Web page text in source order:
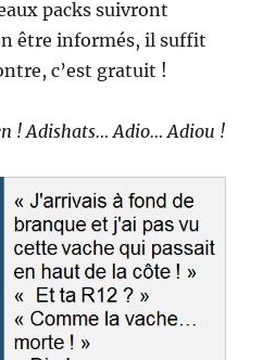
packs suivront
être informés, il suffit
c’est gratuit !
! Adishats… Adio… Adiou !